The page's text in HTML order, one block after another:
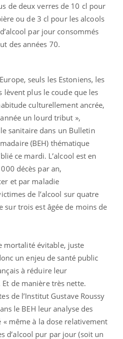
de deux verres de 10 cl pour
ou de 3 cl pour les alcools
par jour consommés
des années 70.
seuls les Estoniens, les
lèvent plus le coude que les
culturellement ancrée,
un lourd tribut »,
sanitaire dans un Bulletin
(BEH) thématique
ce mardi. L’alcool est en
décès par an,
et par maladie
de l’alcool sur quatre
sur trois est âgée de moins de
mortalité évitable, juste
un enjeu de santé public
à réduire leur
de manière très nette.
de l’Institut Gustave Roussy
le BEH leur analyse des
même à la dose relativement
d’alcool pur par jour (soit un